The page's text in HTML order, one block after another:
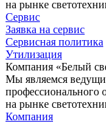
на рынке
Сервис
Заявка на сервис
Сервисная политика
Утилизация
Компания «Белый
Мы являемся
профессионального
на рынке
Компания